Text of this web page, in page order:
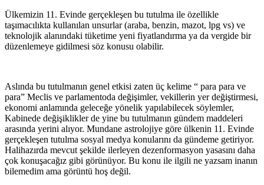
Ülkemizin 11. Evinde gerçekleşen bu tutulma ile özellikle
taşımacılıkta kullanılan unsurlar (araba, benzin, mazot, lpg vs) ve
teknolojik alanındaki tüketime yeni fiyatlandırma ya da vergide bir
düzenlemeye gidilmesi söz konusu olabilir.
Aslında bu tutulmanın genel etkisi zaten üç kelime “ para para ve
para” Meclis ve parlamentoda değişimler, vekillerin yer değiştirmesi,
ekonomi anlamında geleceğe yönelik yapılabilecek söylemler,
Kabinede değişiklikler de yine bu tutulmanın gündem maddeleri
arasında yerini alıyor. Mundane astrolojiye göre ülkenin 11. Evinde
gerçekleşen tutulma sosyal medya konularını da gündeme getiriyor.
Halihazırda mevcut şekilde ilerleyen dezenformasyon yasasını daha
çok konuşacağız gibi görünüyor. Bu konu ile ilgili ne yazsam inanın
bilemedim ama görüntü hoş değil.